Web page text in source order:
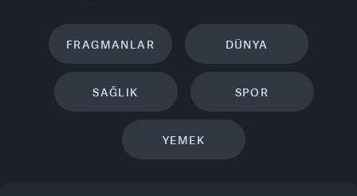
FRAGMANLAR DÜNYA
SAĞLIK SPOR
YEMEK